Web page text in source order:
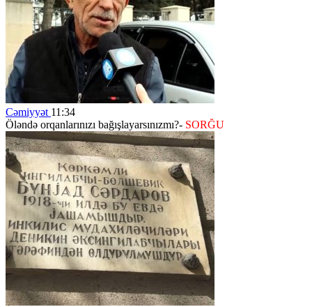
Cəmiyyət 11:34
Öləndə orqanlarınızı bağışlayarsınızmı?- SORĞU